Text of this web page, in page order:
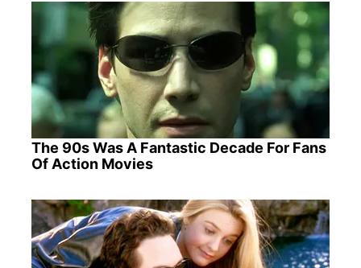
The 90s Was A Fantastic Decade For Fans
Of Action Movies